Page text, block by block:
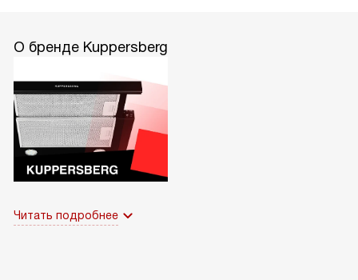
О бренде Kuppersberg
Читать подробнее